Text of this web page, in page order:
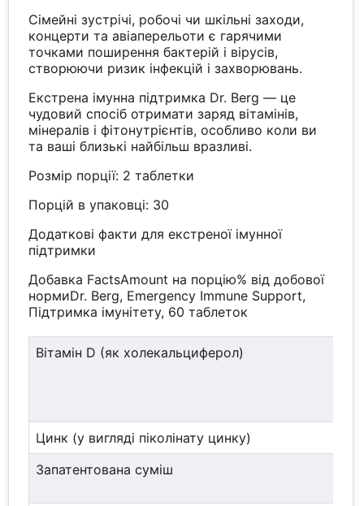
Сімейні зустрічі, робочі чи шкільні заходи,
концерти та авіаперельоти є гарячими
точками поширення бактерій і вірусів,
створюючи ризик інфекцій і захворювань.
Екстрена імунна підтримка Dr. Berg — це
чудовий спосіб отримати заряд вітамінів,
мінералів і фітонутрієнтів, особливо коли ви
та ваші близькі найбільш вразливі.
Розмір порції: 2 таблетки
Порцій в упаковці: 30
Додаткові факти для екстреної імунної
підтримки
Добавка FactsAmount на порцію% від добової
нормиDr. Berg, Emergency Immune Support,
Підтримка імунітету, 60 таблеток
Вітамін D (як холекальциферол)
Цинк (у вигляді піколінату цинку)
Запатентована суміш